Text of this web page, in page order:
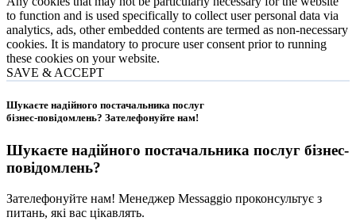
to function and is used specifically to collect user personal data via
analytics, ads, other embedded contents are termed as non-necessary
cookies. It is mandatory to procure user consent prior to running
these cookies on your website.
SAVE & ACCEPT
Шукаєте надійного постачальника послуг
бізнес-повідомлень? Зателефонуйте нам!
Шукаєте надійного постачальника послуг бізнес-
повідомлень?
Зателефонуйте нам! Менеджер Messaggio проконсультує з
питань, які вас цікавлять.